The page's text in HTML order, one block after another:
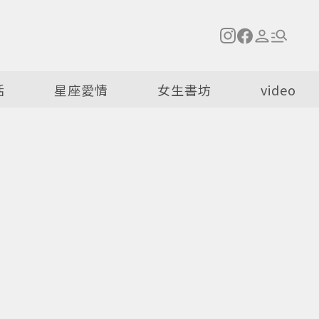
星座愛情 女生書坊 video